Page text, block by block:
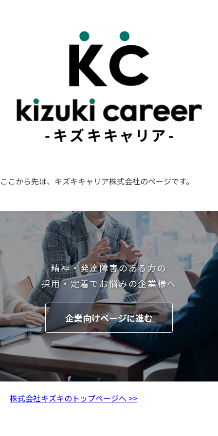
ここから先は、キズキキャリア株式会社のページです。
精神・発達障害のある方の
採用・定着でお悩みの企業様へ
企業向けページに進む
株式会社キズキのトップページへ >>